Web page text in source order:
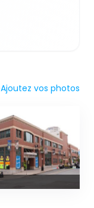
Ajoutez vos photos